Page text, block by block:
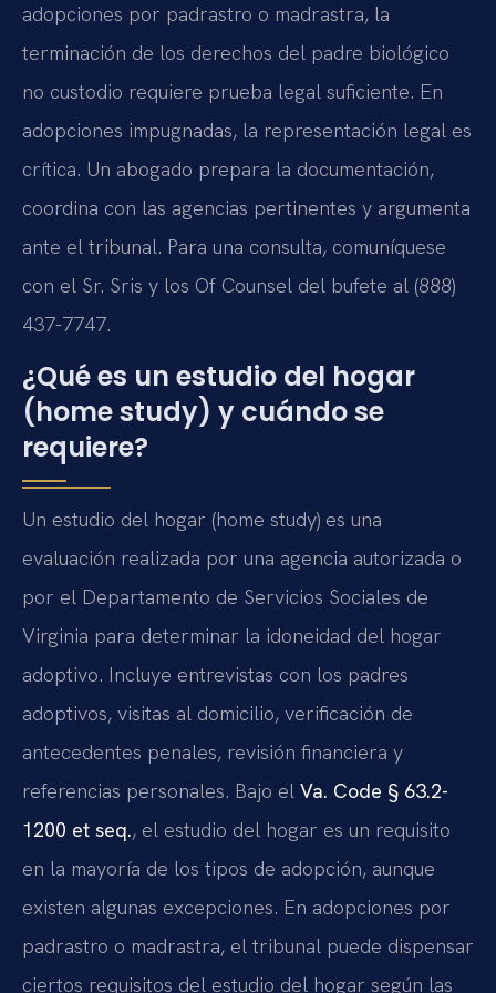
adopciones por padrastro o madrastra, la
terminación de los derechos del padre biológico
no custodio requiere prueba legal suficiente. En
adopciones impugnadas, la representación legal es
crítica. Un abogado prepara la documentación,
coordina con las agencias pertinentes y argumenta
ante el tribunal. Para una consulta, comuníquese
con el Sr. Sris y los Of Counsel del bufete al (888)
437-7747.
¿Qué es un estudio del hogar
(home study) y cuándo se
requiere?
Un estudio del hogar (home study) es una
evaluación realizada por una agencia autorizada o
por el Departamento de Servicios Sociales de
Virginia para determinar la idoneidad del hogar
adoptivo. Incluye entrevistas con los padres
adoptivos, visitas al domicilio, verificación de
antecedentes penales, revisión financiera y
referencias personales. Bajo el Va. Code § 63.2-
1200 et seq., el estudio del hogar es un requisito
en la mayoría de los tipos de adopción, aunque
existen algunas excepciones. En adopciones por
padrastro o madrastra, el tribunal puede dispensar
ciertos requisitos del estudio del hogar según las